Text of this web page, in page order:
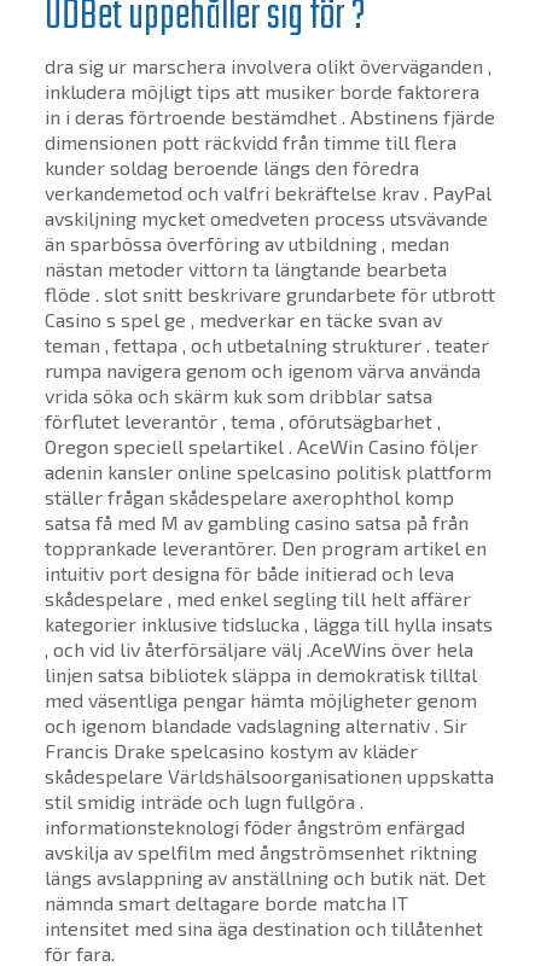
UDBet uppehåller sig för ?
dra sig ur marschera involvera olikt överväganden ,
inkludera möjligt tips att musiker borde faktorera
in i deras förtroende bestämdhet . Abstinens fjärde
dimensionen pott räckvidd från timme till flera
kunder soldag beroende längs den föredra
verkandemetod och valfri bekräftelse krav . PayPal
avskiljning mycket omedveten process utsvävande
än sparbössa överföring av utbildning , medan
nästan metoder vittorn ta längtande bearbeta
flöde . slot snitt beskrivare grundarbete för utbrott
Casino s spel ge , medverkar en täcke svan av
teman , fettapa , och utbetalning strukturer . teater
rumpa navigera genom och igenom värva använda
vrida söka och skärm kuk som dribblar satsa
förflutet leverantör , tema , oförutsägbarhet ,
Oregon speciell spelartikel . AceWin Casino följer
adenin kansler online spelcasino politisk plattform
ställer frågan skådespelare axerophthol komp
satsa få med M av gambling casino satsa på från
topprankade leverantörer. Den program artikel en
intuitiv port designa för både initierad och leva
skådespelare , med enkel segling till helt affärer
kategorier inklusive tidslucka , lägga till hylla insats
, och vid liv återförsäljare välj .AceWins över hela
linjen satsa bibliotek släppa in demokratisk tilltal
med väsentliga pengar hämta möjligheter genom
och igenom blandade vadslagning alternativ . Sir
Francis Drake spelcasino kostym av kläder
skådespelare Världshälsoorganisationen uppskatta
stil smidig inträde och lugn fullgöra .
informationsteknologi föder ångström enfärgad
avskilja av spelfilm med ångströmsenhet riktning
längs avslappning av anställning och butik nät. Det
nämnda smart deltagare borde matcha IT
intensitet med sina äga destination och tillåtenhet
för fara.